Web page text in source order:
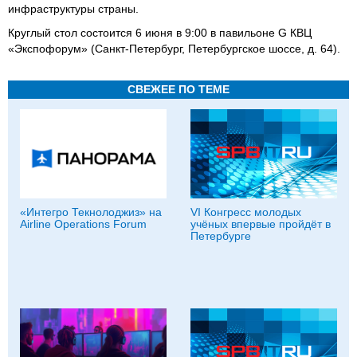
инфраструктуры страны.
Круглый стол состоится 6 июня в 9:00 в павильоне G КВЦ
«Экспофорум» (Санкт-Петербург, Петербургское шоссе, д. 64).
СВЕЖЕЕ ПО ТЕМЕ
«Интегро Текнолоджиз» на
Airline Operations Forum
VI Конгресс молодых
учёных впервые пройдёт в
Петербурге